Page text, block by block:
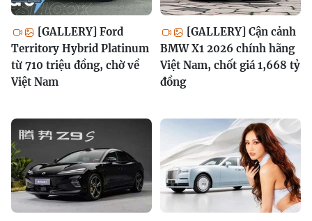
[GALLERY] Ford
Territory Hybrid Platinum
từ 710 triệu đồng, chờ về
Việt Nam
[GALLERY] Cận cảnh
BMW X1 2026 chính hãng
Việt Nam, chốt giá 1,668 tỷ
đồng